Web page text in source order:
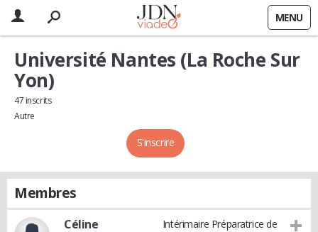
MENU
S'inscrire
Université Nantes (La Roche Sur
Yon)
47 inscrits
Autre
Membres
Céline
Intérimaire Préparatrice de